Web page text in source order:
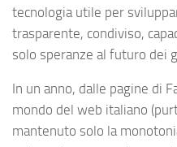
tecnologia utile per
trasparente, condiviso,
solo speranze al futuro dei
In un anno, dalle pagine di
mondo del web italiano
mantenuto solo la